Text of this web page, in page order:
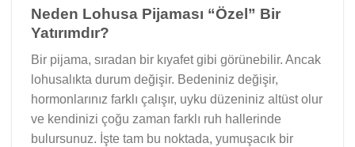
Neden Lohusa Pijaması “Özel” Bir
Yatırımdır?
Bir pijama, sıradan bir kıyafet gibi görünebilir. Ancak
lohusalıkta durum değişir. Bedeniniz değişir,
hormonlarınız farklı çalışır, uyku düzeniniz altüst olur
ve kendinizi çoğu zaman farklı ruh hallerinde
bulursunuz. İşte tam bu noktada, yumuşacık bir